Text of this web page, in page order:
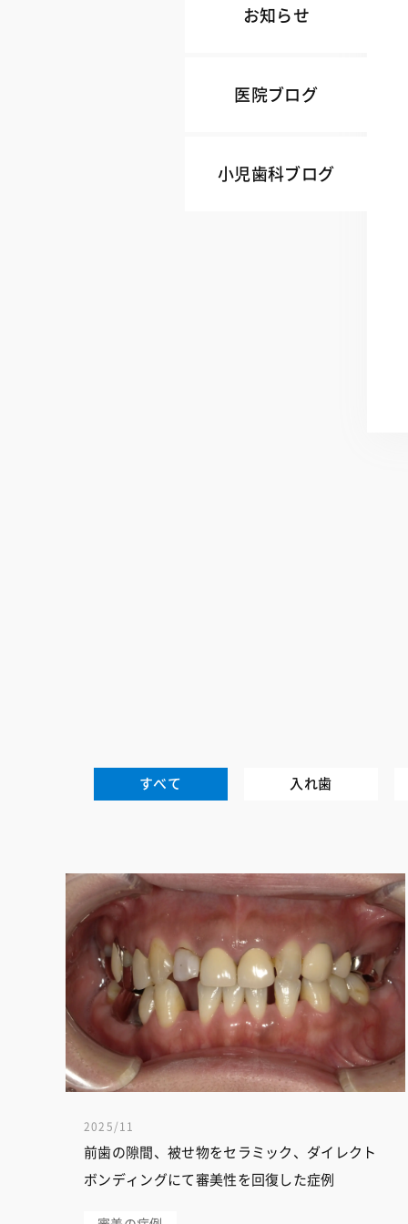
お知らせ
医院ブログ
小児歯科ブログ
すべて 入れ歯
2025/11
前歯の隙間、被せ物をセラミック、ダイレクト
ボンディングにて審美性を回復した症例